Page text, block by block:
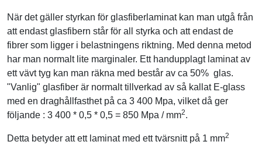
När det gäller styrkan för glasfiberlaminat kan man utgå från
att endast glasfibern står för all styrka och att endast de
fibrer som ligger i belastningens riktning. Med denna metod
har man normalt lite marginaler. Ett handupplagt laminat av
ett vävt tyg kan man räkna med består av ca 50% glas.
"Vanlig" glasfiber är normalt tillverkad av så kallat E-glass
med en draghållfasthet på ca 3 400 Mpa, vilket då ger
följande : 3 400 * 0,5 * 0,5 = 850 Mpa / mm2.
Detta betyder att ett laminat med ett tvärsnitt på 1 mm2